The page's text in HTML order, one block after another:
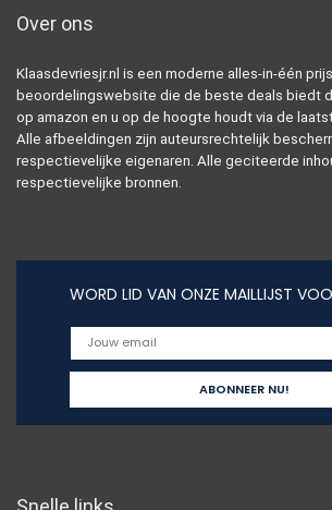
Over ons
Klaasdevriesjr.nl is een moderne alles-in-één
beoordelingswebsite die de beste deals biedt
op amazon en u op de hoogte houdt via de
Alle afbeeldingen zijn auteursrechtelijk
respectievelijke eigenaren. Alle geciteerde
respectievelijke bronnen.
WORD LID VAN ONZE MAILLIJST